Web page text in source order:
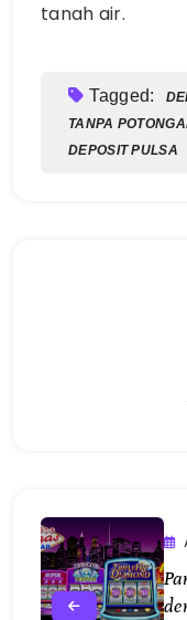
tanah air.
Tagged:
TANPA
DEPOSIT PULSA